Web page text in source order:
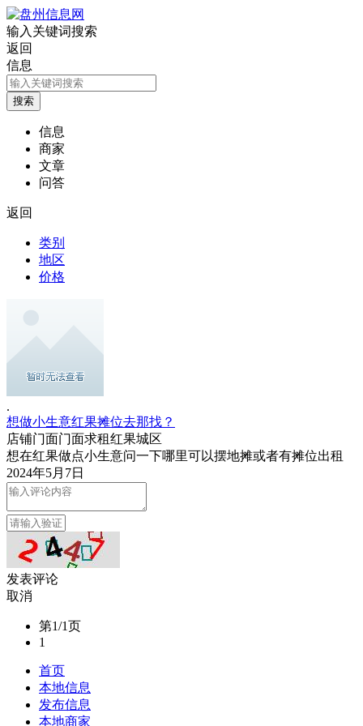
输入关键词搜索
返回
信息
信息
商家
文章
问答
返回
类别
地区
价格
.
想做小生意红果摊位去那找？
店铺门面门面求租红果城区
想在红果做点小生意问一下哪里可以摆地摊或者有摊位出租
2024年5月7日
发表评论
取消
第1/1页
1
首页
本地信息
发布信息
本地商家